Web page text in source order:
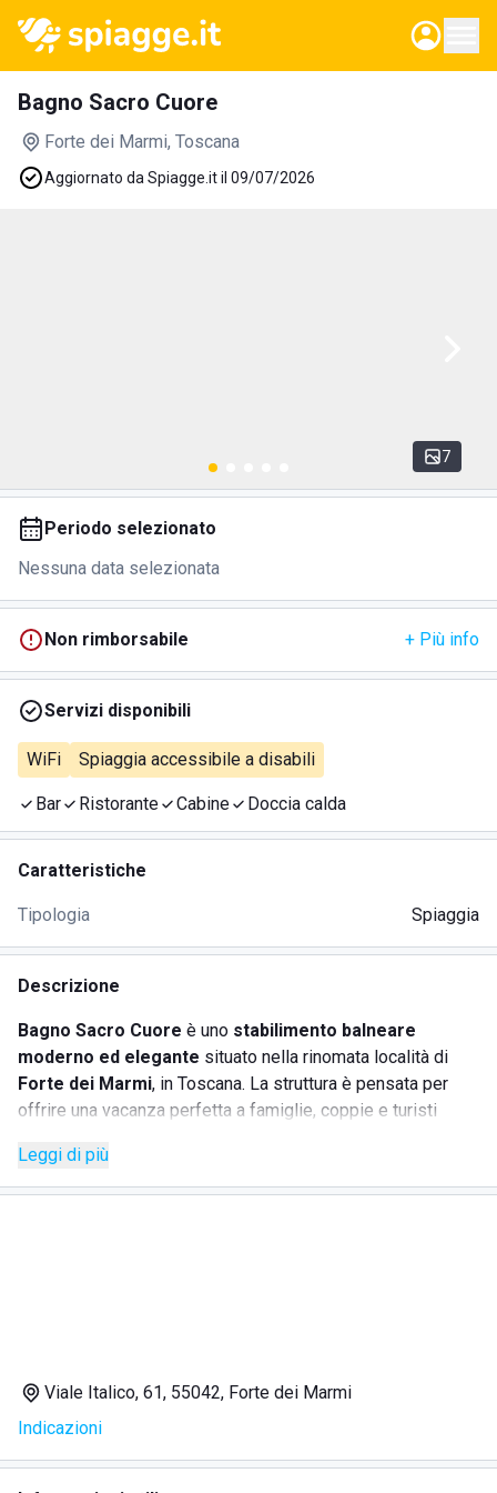
Bagno Sacro Cuore
Forte dei Marmi, Toscana
Aggiornato da Spiagge.it il 09/07/2026
7
Periodo selezionato
Nessuna data selezionata
Non rimborsabile + Più info
Servizi disponibili
WiFi Spiaggia accessibile a disabili
Bar Ristorante Cabine Doccia calda
Caratteristiche
Tipologia Spiaggia
Descrizione
Bagno Sacro Cuore è uno stabilimento balneare
moderno ed elegante situato nella rinomata località di
Forte dei Marmi, in Toscana. La struttura è pensata per
offrire una vacanza perfetta a famiglie, coppie e turisti
Lo stabilimento si distingue per l’ambiente curato,
l’attenzione al benessere degli ospiti e i numerosi servizi
SERVIZI OFFERTI
Spiaggia attrezzatacon ombrelloni, lettini e sdraio
Leggi di più
Viale Italico, 61, 55042, Forte dei Marmi
Indicazioni